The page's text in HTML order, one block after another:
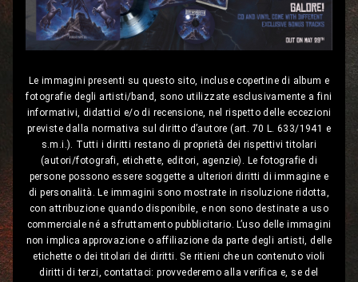
Le immagini presenti su questo sito, incluse copertine di album e
fotografie degli artisti/band, sono utilizzate esclusivamente a fini
informativi, didattici e/o di recensione, nel rispetto delle eccezioni
previste dalla normativa sul diritto d’autore (art. 70 L. 633/1941 e
s.m.i.). Tutti i diritti restano di proprietà dei rispettivi titolari
(autori/fotografi, etichette, editori, agenzie). Le fotografie di
persone possono essere soggette a ulteriori diritti di immagine e
di personalità. Le immagini sono mostrate in risoluzione ridotta,
con attribuzione quando disponibile, e non sono destinate a uso
commerciale né a sfruttamento pubblicitario. L’uso delle immagini
non implica approvazione o affiliazione da parte degli artisti, delle
etichette o dei titolari dei diritti. Se ritieni che un contenuto violi
diritti di terzi, contattaci: provvederemo alla verifica e, se del